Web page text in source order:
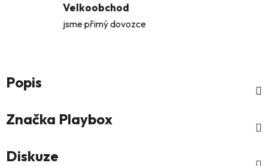
Velkoobchod
jsme přimý dovozce
Popis
Značka Playbox
Diskuze